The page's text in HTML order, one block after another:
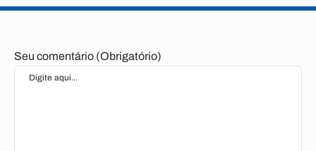
Seu comentário (Obrigatório)